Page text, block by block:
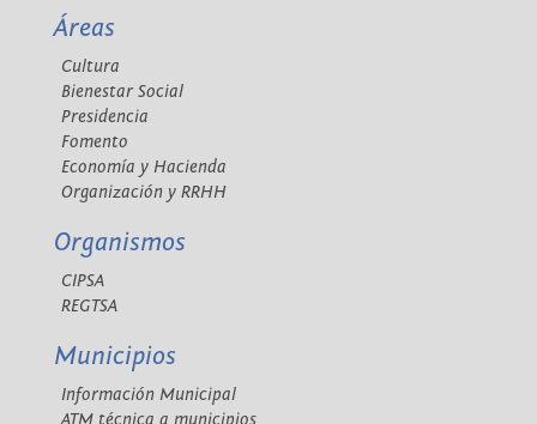
Áreas
Cultura
Bienestar Social
Presidencia
Fomento
Economía y Hacienda
Organización y RRHH
Organismos
CIPSA
REGTSA
Municipios
Información Municipal
ATM técnica a municipios